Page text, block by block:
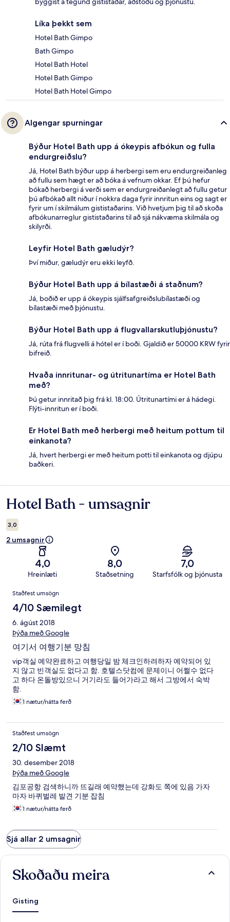
Líka þekkt sem
Hotel Bath Gimpo
Bath Gimpo
Hotel Bath Hotel
Hotel Bath Gimpo
Hotel Bath Hotel Gimpo
Algengar spurningar
Býður Hotel Bath upp á ókeypis afbókun og fulla
endurgreiðslu?
Já, Hotel Bath býður upp á herbergi sem eru endurgreiðanleg
að fullu sem hægt er að bóka á vefnum okkar. Ef þú hefur
bókað herbergi á verði sem er endurgreiðanlegt að fullu getur
þú afbókað allt niður í nokkra daga fyrir innritun eins og sagt er
fyrir um í skilmálum gististaðarins. Við hvetjum þig til að skoða
afbókunarreglur gististaðarins til að sjá nákvæma skilmála og
skilyrði.
Leyfir Hotel Bath gæludýr?
Því miður, gæludýr eru ekki leyfð.
Býður Hotel Bath upp á bílastæði á staðnum?
Já, boðið er upp á ókeypis sjálfsafgreiðslubílastæði og
bílastæði með þjónustu.
Býður Hotel Bath upp á flugvallarskutluþjónustu?
Já, rúta frá flugvelli á hótel er í boði. Gjaldið er 50000 KRW fyrir
bifreið.
Hvaða innritunar- og útritunartíma er Hotel Bath
með?
Þú getur innritað þig frá kl. 18:00. Útritunartími er á hádegi.
Flýti-innritun er í boði.
Er Hotel Bath með herbergi með heitum pottum til
einkanota?
Já, hvert herbergi er með heitum potti til einkanota og djúpu
baðkeri.
Umsagnir
Hotel Bath - umsagnir
3,0
2 umsagnir
4,0
Hreinlæti
8,0
Staðsetning
7,0
Starfsfólk og þjónusta
Umsagnir
Staðfest umsögn
4/10 Sæmilegt
6. ágúst 2018
Þýða með Google
여기서 여행기분 망침
vip객실 예약완료하고 여행당일 밤 체크인하려하자 예약되어 있
지 않고 빈객실도 없다고 함. 호텔스닷컴에 문제이니 어쩔수 없다
고 하다 온돌방있으니 거기라도 들어가라고 해서 그방에서 숙박
함.
1 nætur/nátta ferð
Staðfest umsögn
2/10 Slæmt
30. desember 2018
Þýða með Google
김포공항 검색하니까 뜨길래 예약했는데 강화도 쪽에 있음 가자
마자 바퀴벌레 발견 기분 잡침
1 nætur/nátta ferð
Sjá allar 2 umsagnir
Skoðaðu meira
Gisting